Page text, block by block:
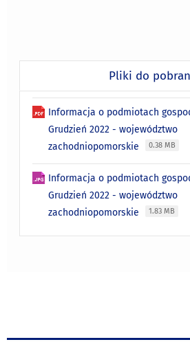
Pliki do
Informacja o podmiotach
Grudzień 2022 - województwo
zachodniopomorskie
0.38 MB
Informacja o podmiotach
Grudzień 2022 - województwo
zachodniopomorskie
1.83 MB